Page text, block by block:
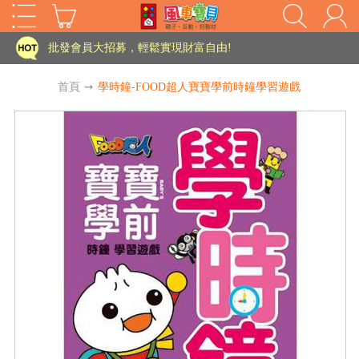
家長樂了!「風車書版集團暨FOOD超人企業總部」目前正興建中!
批發會員大招募，輕鬆實現財富自由!
老師您好!!幼教會員火熱招募中~
海外購物免煩惱！點我查看『海外購物流程說明』
批發會員大招募，輕鬆實現財富自由!
老師您好!!幼教會員火熱招募中~
海外購物免煩惱！點我查看『海外購物流程說明』
首頁 ➙ 學時鐘-FOOD超人寶寶學前時鐘學習遊戲